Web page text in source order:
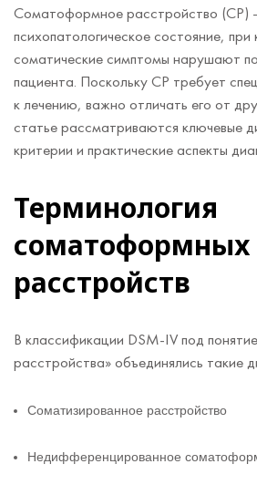
Соматоформное расстройство (СР)
психопатологическое состояние,
соматические симптомы нарушают
пациента. Поскольку СР требует
к лечению, важно отличать его от
статье рассматриваются ключевые
критерии и практические аспекты
Терминология
соматоформных
расстройств
В классификации DSM-IV под
расстройства» объединялись такие
Соматизированное расстройство
Недифференцированное